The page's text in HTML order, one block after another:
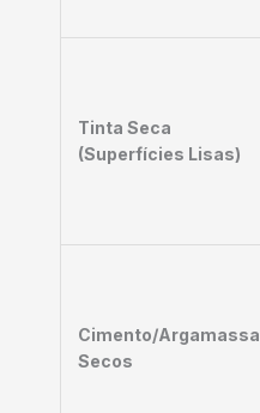
Tinta Seca
(Superfícies Lisas)
Cimento/Argamassa
Secos